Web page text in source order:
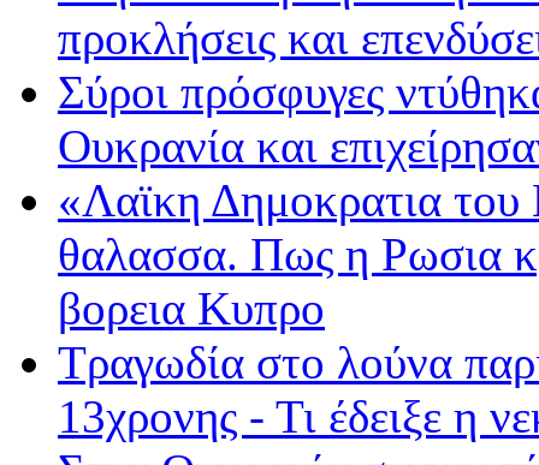
προκλήσεις και
Σύροι πρόσφυγες
Ουκρανία και
«Λαϊκη Δημοκρατια
θαλασσα. Πως η Ρωσια
βορεια Κυπρο
Τραγωδία στο λούνα
13χρονης - Τι έδειξε η